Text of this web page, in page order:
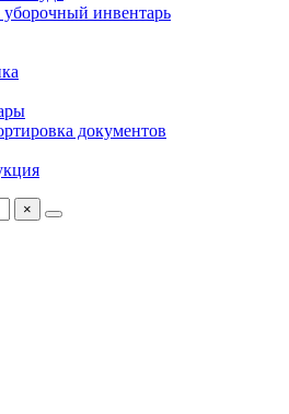
инвентарь
документов
×